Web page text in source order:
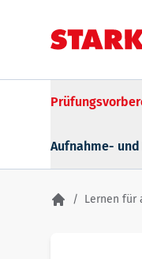
Aufnahme-
/ Lernen für